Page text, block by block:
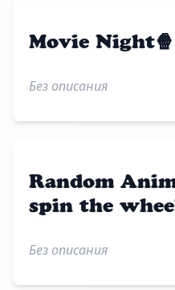
Movie
Без описания
Random
spin the
Без описания